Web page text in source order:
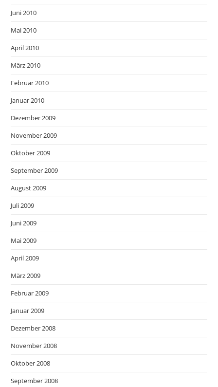
Juni 2010
Mai 2010
April 2010
März 2010
Februar 2010
Januar 2010
Dezember 2009
November 2009
Oktober 2009
September 2009
August 2009
Juli 2009
Juni 2009
Mai 2009
April 2009
März 2009
Februar 2009
Januar 2009
Dezember 2008
November 2008
Oktober 2008
September 2008